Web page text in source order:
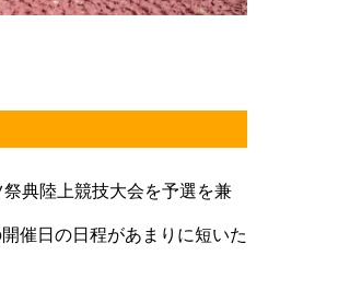
典陸上競技大会を予選を兼
催日の日程があまりに短いた